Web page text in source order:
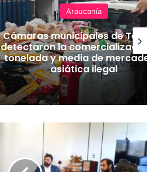
Araucanía
Cámaras municipales de
detectaron la comercialización
tonelada y media de
asiática ilegal